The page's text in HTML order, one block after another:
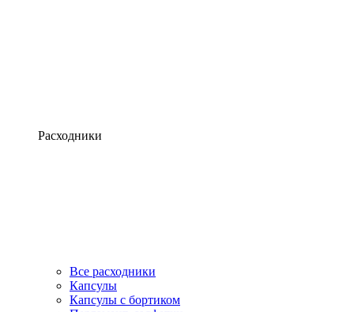
Расходники
Все расходники
Капсулы
Капсулы с бортиком